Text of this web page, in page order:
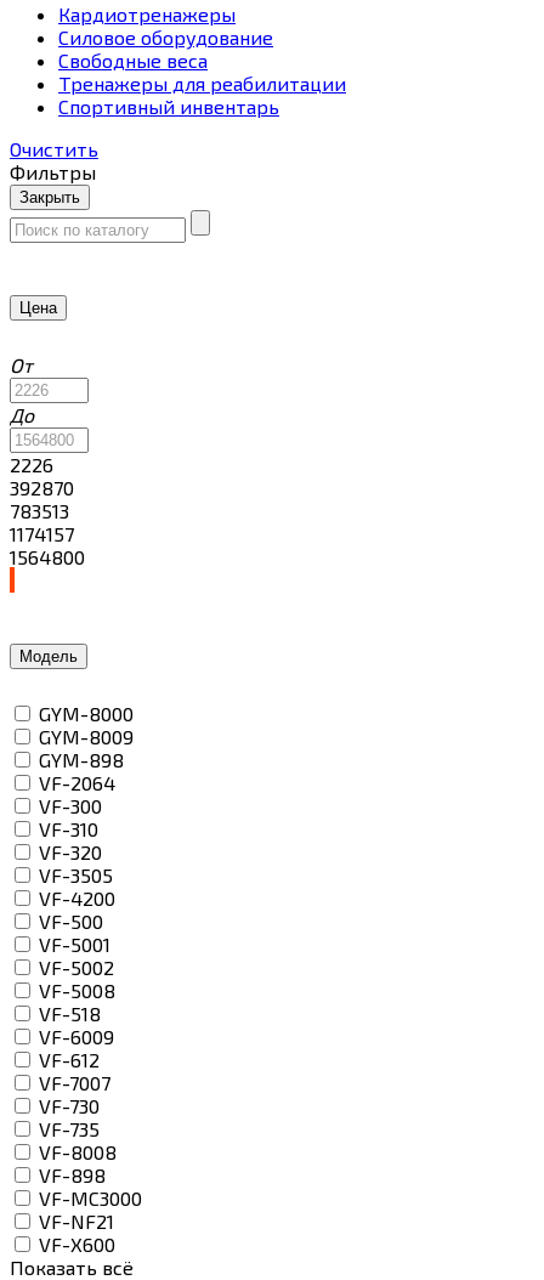
Кардиотренажеры
Силовое оборудование
Свободные веса
Тренажеры для реабилитации
Спортивный инвентарь
Очистить
Фильтры
Закрыть
Цена
От
До
2226
392870
783513
1174157
1564800
Модель
GYM-8000
GYM-8009
GYM-898
VF-2064
VF-300
VF-310
VF-320
VF-3505
VF-4200
VF-500
VF-5001
VF-5002
VF-5008
VF-518
VF-6009
VF-612
VF-7007
VF-730
VF-735
VF-8008
VF-898
VF-MC3000
VF-NF21
VF-X600
Показать всё